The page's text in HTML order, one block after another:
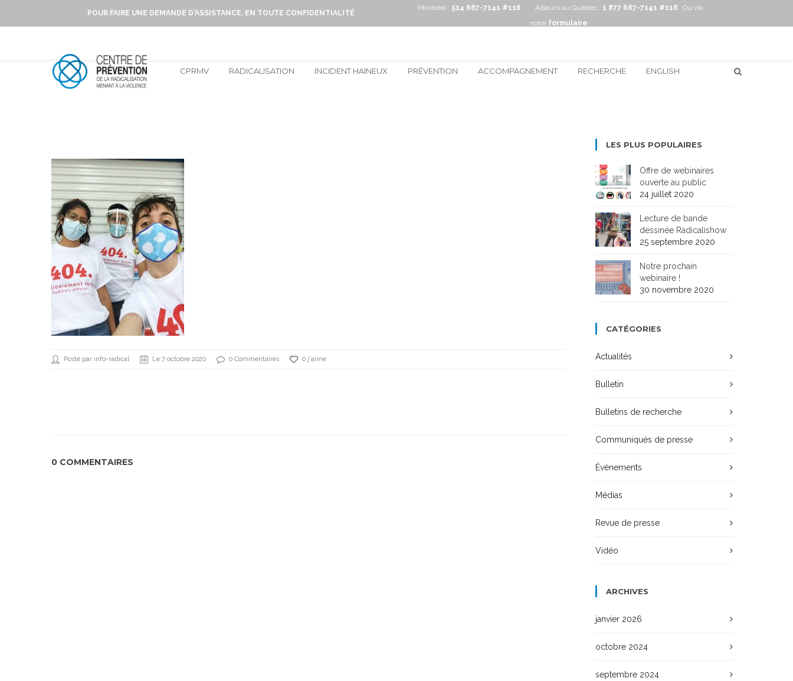
POUR FAIRE UNE DEMANDE D'ASSISTANCE, EN TOUTE CONFIDENTIALITÉ
Montréal : 514 687-7141 #116 Ailleurs au Québec : 1 877 687-7141 #116
Ou via
notre formulaire
CPRMV RADICALISATION INCIDENT HAINEUX PRÉVENTION ACCOMPAGNEMENT RECHERCHE ENGLISH
Posté par info-radical Le 7 octobre 2020 0 Commentaires 0 j'aime
0 COMMENTAIRES
LES PLUS POPULAIRES
Offre de webinaires
ouverte au public
24 juillet 2020
Lecture de bande
dessinée Radicalishow
25 septembre 2020
Notre prochain
webinaire !
30 novembre 2020
CATÉGORIES
Actualités
Bulletin
Bulletins de recherche
Communiqués de presse
Événements
Médias
Revue de presse
Vidéo
ARCHIVES
janvier 2026
octobre 2024
septembre 2024